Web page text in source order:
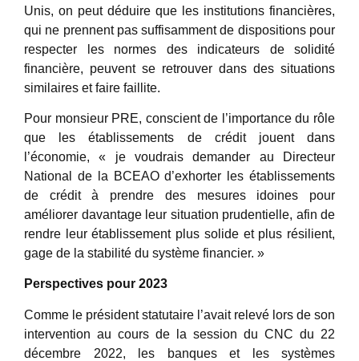
Unis, on peut déduire que les institutions financières,
qui ne prennent pas suffisamment de dispositions pour
respecter les normes des indicateurs de solidité
financière, peuvent se retrouver dans des situations
similaires et faire faillite.
Pour monsieur PRE, conscient de l’importance du rôle
que les établissements de crédit jouent dans
l’économie, « je voudrais demander au Directeur
National de la BCEAO d’exhorter les établissements
de crédit à prendre des mesures idoines pour
améliorer davantage leur situation prudentielle, afin de
rendre leur établissement plus solide et plus résilient,
gage de la stabilité du système financier. »
Perspectives pour 2023
Comme le président statutaire l’avait relevé lors de son
intervention au cours de la session du CNC du 22
décembre 2022, les banques et les systèmes